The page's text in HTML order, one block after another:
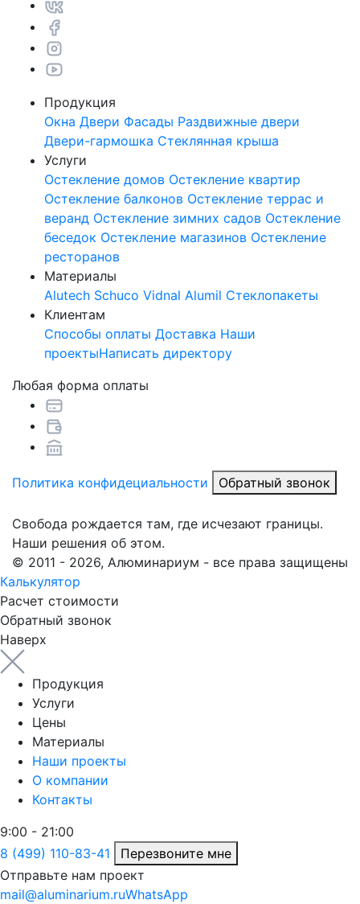
Продукция
Окна Двери Фасады Раздвижные двери
Двери-гармошка Стеклянная крыша
Услуги
Остекление домов Остекление квартир
Остекление балконов Остекление террас и
веранд Остекление зимних садов Остекление
беседок Остекление магазинов Остекление
ресторанов
Материалы
Alutech Schuco Vidnal Alumil Стеклопакеты
Клиентам
Способы оплаты Доставка Наши
проектыНаписать директору
Любая форма оплаты
Политика конфидециальности Обратный звонок
Свобода рождается там, где исчезают границы.
Наши решения об этом.
© 2011 - 2026, Алюминариум - все права защищены
Калькулятор
Расчет стоимости
Обратный звонок
Наверх
Продукция
Услуги
Цены
Материалы
Наши проекты
О компании
Контакты
9:00 - 21:00
8 (499) 110-83-41
Перезвоните мне
Отправьте нам проект
mail@aluminarium.ruWhatsApp